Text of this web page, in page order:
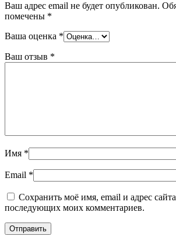
Ваш адрес email не будет опубликован.
помечены *
Ваша оценка *
Ваш отзыв *
Имя *
Email *
Сохранить моё имя, email и адрес
последующих моих комментариев.